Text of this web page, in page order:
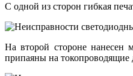
С одной из сторон гибкая
На второй стороне нанесен
припаяны на токопроводящие